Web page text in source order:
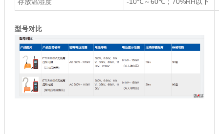
型号对比